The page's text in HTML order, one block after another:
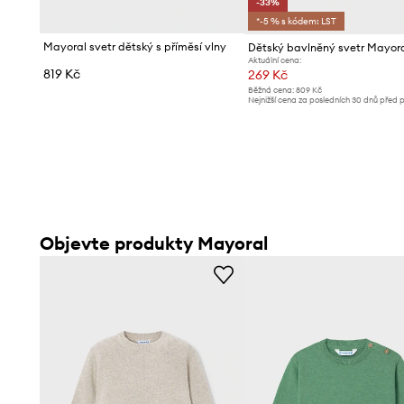
Mayoral svetr dětský s příměsí vlny
819 Kč
-33%
*-5 % s kódem: LST
Dětský bavlněný svetr
Aktuální cena:
269 Kč
Běžná cena:809 Kč
Nejnižší cena za posledních 30 dnů před
Objevte produkty Mayoral